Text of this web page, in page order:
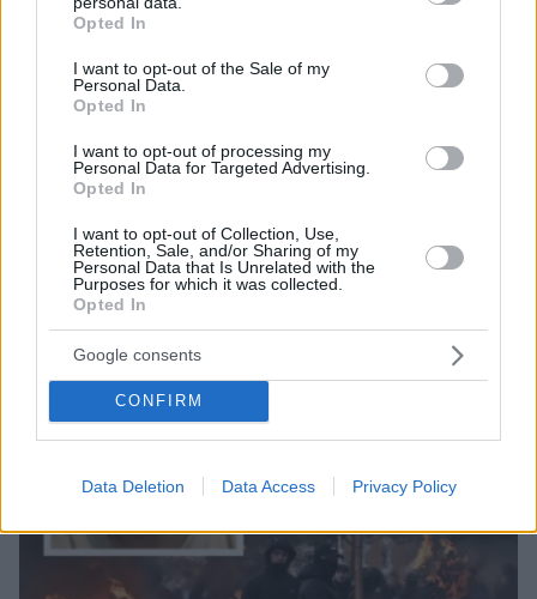
grant or deny consent to Google and its third-party tags to
use your data for below specified purposes in below Google
consent section.
Opted In
I want to opt-out of the Sale of my
Personal Data.
Opted In
I want to opt-out of processing my
Personal Data for Targeted Advertising.
Opted In
I want to opt-out of Collection, Use,
Retention, Sale, and/or Sharing of my
Personal Data that Is Unrelated with the
Purposes for which it was collected.
Opted In
Google consents
CONFIRM
Data Deletion Data Access Privacy Policy
για την επίθεση με μαχαίρι στο Μπέλφαστ - Το θύμα έχασε
το αριστερό του μάτι
10.06.2026, 13:03